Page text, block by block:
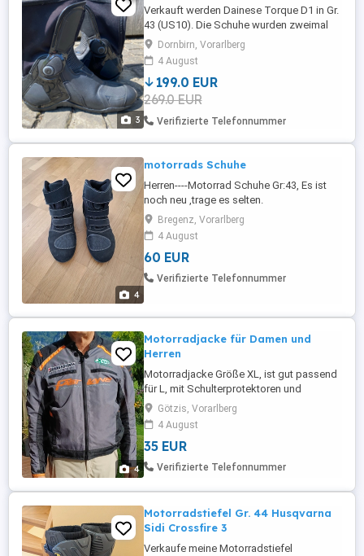
3
Verkauft werden Dainese Torque D1 in Gr.
43 (US10). Die Schuhe wurden zweimal
getragen und sind so gut wie neu. Siehe
auch: Dainese Steel Pro L in Dornbirn -
Motorradbekleidung Herren - kostenlose
Kleinanzeigen bei Laendleanzeiger.at
Dainese Laguna Seca 4 perforiert in
Dornbirn - Motorradbekleidung ...
Dornbirn, Vorarlberg
4 August
199.0 EUR
269.0 EUR
Verifizierte Telefonnummer
4
motorrads Schuhe
Herren----Motorrad Schuhe Gr:43, Es ist
noch neu ,trage es selten.
Bregenz, Vorarlberg
4 August
60 EUR
Verifizierte Telefonnummer
4
Motorradjacke für Damen und
Herren
Motorradjacke Größe XL, ist gut passend
für L, mit Schulterprotektoren und
Ellbogenprotektoren, herauszippbare
Innenjacke für kühlere Tage, gebraucht -
aber fast wie neu, nur Abholung
Götzis, Vorarlberg
4 August
35 EUR
Verifizierte Telefonnummer
Motorradstiefel Gr. 44 Husqvarna
Sidi Crossfire 3
Verkaufe meine Motorradstiefel